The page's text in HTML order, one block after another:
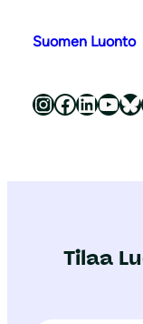
Suomen Luonto
Luonnonsuojeluliitto Instagramissa Luonnonsuojeluliitto Facebookissa Luonnonsuojeluliitto LinkedInissä Luonnonsuojeluliiton YouTube-kanava Luonnonsuojeluliitto Blueskyssa
Tilaa